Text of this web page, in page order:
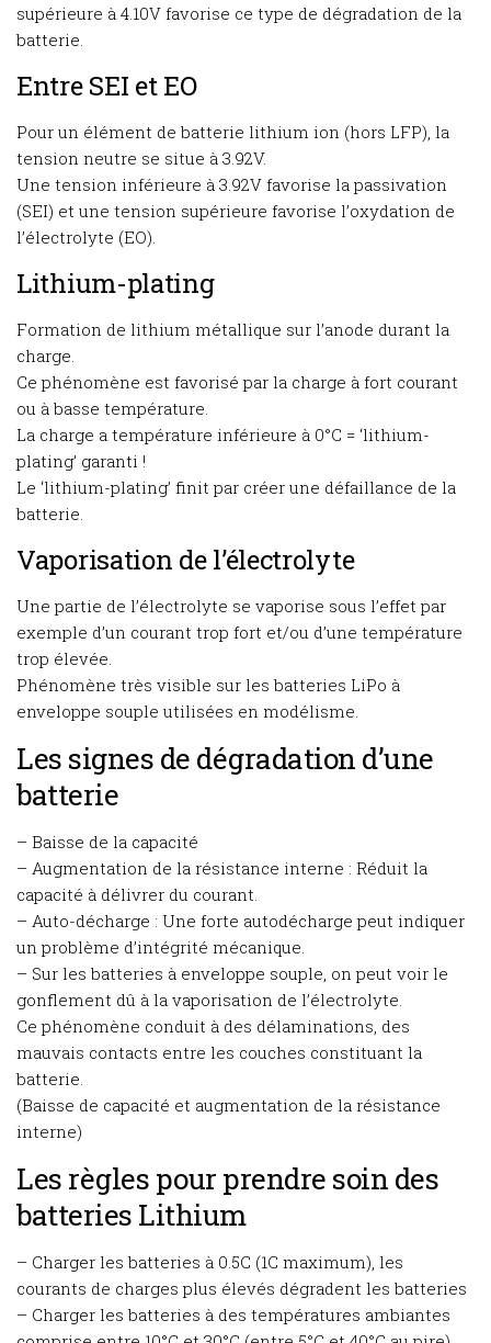
supérieure à 4.10V favorise ce type de dégradation de la
batterie.
Entre SEI et EO
Pour un élément de batterie lithium ion (hors LFP), la
tension neutre se situe à 3.92V.
Une tension inférieure à 3.92V favorise la passivation
(SEI) et une tension supérieure favorise l’oxydation de
l’électrolyte (EO).
Lithium-plating
Formation de lithium métallique sur l’anode durant la
charge.
Ce phénomène est favorisé par la charge à fort courant
ou à basse température.
La charge a température inférieure à 0°C = ‘lithium-
plating’ garanti !
Le ‘lithium-plating’ finit par créer une défaillance de la
batterie.
Vaporisation de l’électrolyte
Une partie de l’électrolyte se vaporise sous l’effet par
exemple d’un courant trop fort et/ou d’une température
trop élevée.
Phénomène très visible sur les batteries LiPo à
enveloppe souple utilisées en modélisme.
Les signes de dégradation d’une
batterie
– Baisse de la capacité
– Augmentation de la résistance interne : Réduit la
capacité à délivrer du courant.
– Auto-décharge : Une forte autodécharge peut indiquer
un problème d’intégrité mécanique.
– Sur les batteries à enveloppe souple, on peut voir le
gonflement dû à la vaporisation de l’électrolyte.
Ce phénomène conduit à des délaminations, des
mauvais contacts entre les couches constituant la
batterie.
(Baisse de capacité et augmentation de la résistance
interne)
Les règles pour prendre soin des
batteries Lithium
– Charger les batteries à 0.5C (1C maximum), les
courants de charges plus élevés dégradent les batteries
– Charger les batteries à des températures ambiantes